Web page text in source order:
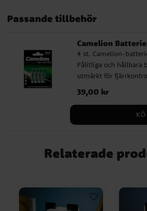
Passande tillbehör
Camelion
4 st. Camelion-
Pålitliga och hållbara
utmärkt för
lampor och andra
Pris:39,00 kr
39,00 kr
Relaterade